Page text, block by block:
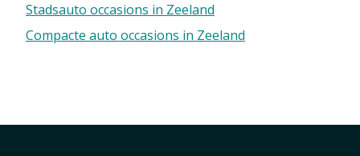
Stadsauto occasions in Zeeland
Compacte auto occasions in Zeeland